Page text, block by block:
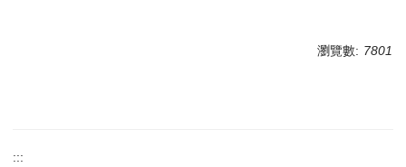
瀏覽數: 7801
:::